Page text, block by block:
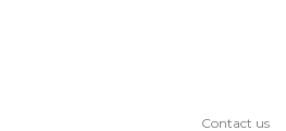
Contact us